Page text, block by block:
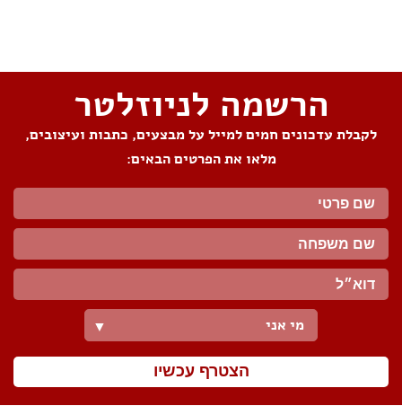
הרשמה לניוזלטר
לקבלת עדכונים חמים למייל על מבצעים, כתבות ועיצובים,
מלאו את הפרטים הבאים:
מי אני ▼
הצטרף עכשיו